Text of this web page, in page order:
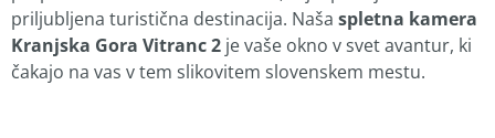
priljubljena turistična destinacija. Naša spletna kamera
Kranjska Gora Vitranc 2 je vaše okno v svet avantur, ki
čakajo na vas v tem slikovitem slovenskem mestu.